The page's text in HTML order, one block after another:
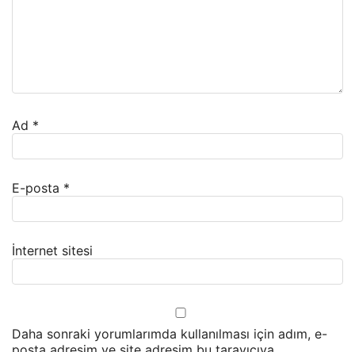
Ad *
E-posta *
İnternet sitesi
Daha sonraki yorumlarımda kullanılması için adım, e-